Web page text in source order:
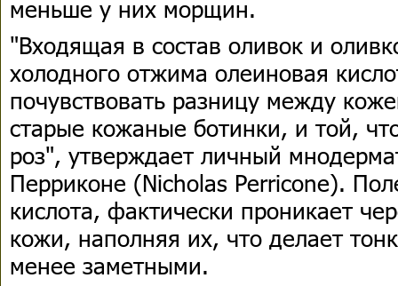
меньше у них морщин.
"Входящая в состав оливок и
холодного отжима олеиновая
почувствовать разницу между
старые кожаные ботинки, и той,
роз", утверждает личный
Перриконе (Nicholas Perricone).
кислота, фактически проникает
кожи, наполняя их, что делает
менее заметными.